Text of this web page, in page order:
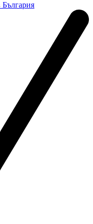
България